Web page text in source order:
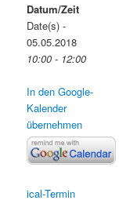
Datum/Zeit
Date(s) -
05.05.2018
10:00 - 12:00
In den Google-
Kalender
übernehmen
ical-Termin